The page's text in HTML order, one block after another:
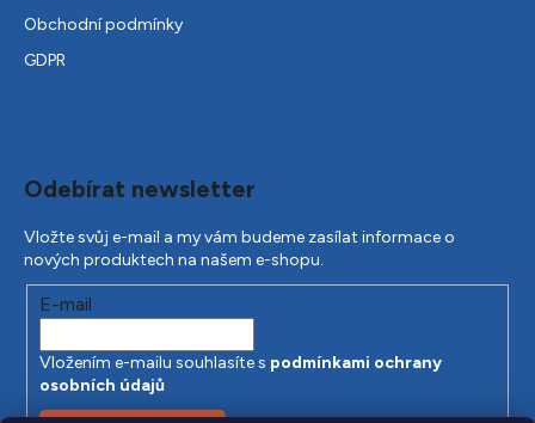
Obchodní podmínky
GDPR
Odebírat newsletter
Vložte svůj e-mail a my vám budeme zasílat informace o
nových produktech na našem e-shopu.
E-mail
Vložením e-mailu souhlasíte s podmínkami ochrany
osobních údajů